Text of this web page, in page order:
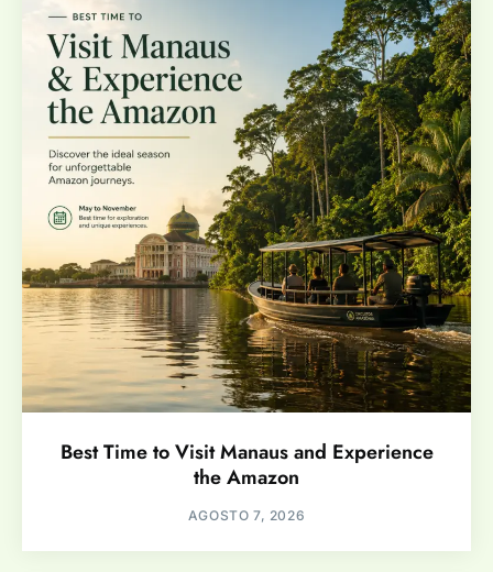
Best Time to Visit Manaus and Experience
the Amazon
AGOSTO 7, 2026